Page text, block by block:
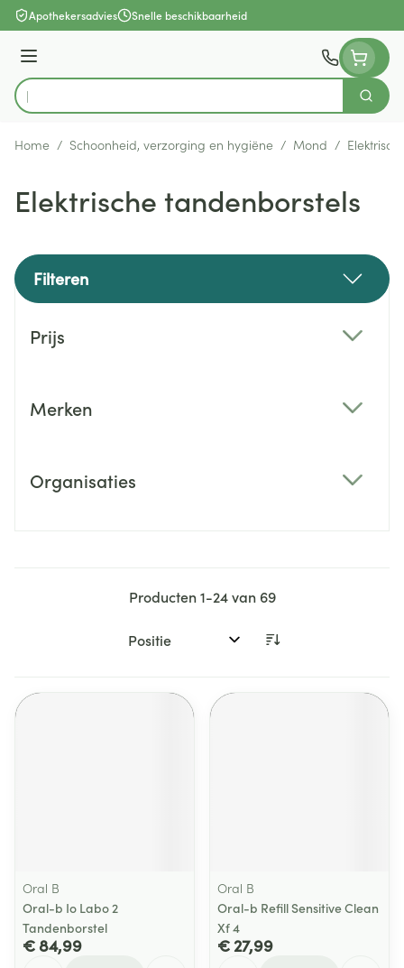
Ga naar de inhoud
Apothekersadvies Snelle beschikbaarheid
Menu
Product, merk, categorie...
Zoek
Home / Schoonheid, verzorging en hygiëne / Mond /
Elektrische tandenborstels
Filteren
Prijs
Merken
Organisaties
Producten1-24van 69
Sorteer op:
Oral B
Oral-b Io Labo 2
Tandenborstel
€ 84,99
Oral B
Oral-b Refill Sensitive Clean
Xf 4
€ 27,99